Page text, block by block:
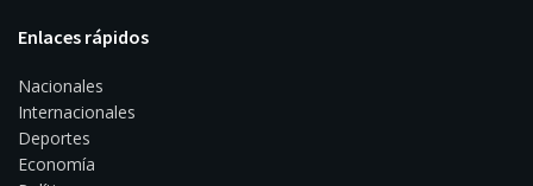
Enlaces rápidos
Nacionales
Internacionales
Deportes
Economía